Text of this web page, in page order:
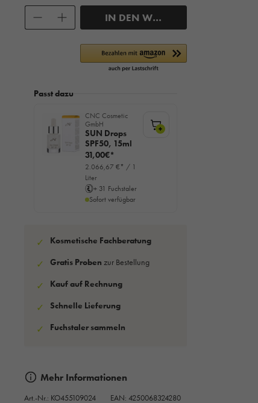
IN DEN WARENKORB
Passt dazu
CNC Cosmetic
GmbH
SUN Drops
SPF50, 15ml
31,00€*
2.066,67 €* / 1
Liter
+ 31 Fuchstaler
Sofort verfügbar
+
✓ Kosmetische Fachberatung
✓ Gratis Proben zur Bestellung
✓ Kauf auf Rechnung
✓ Schnelle Lieferung
✓ Fuchstaler sammeln
Mehr Informationen
Art.-Nr.: KO455109024 EAN: 4250068324280